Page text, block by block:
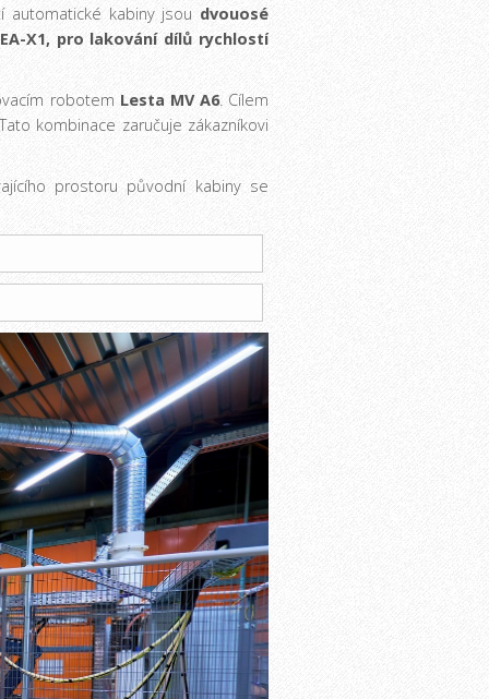
automatické kabiny jsou dvouosé
X1, pro lakování dílů rychlostí
robotem Lesta MV A6. Cílem
kombinace zaručuje zákazníkovi
prostoru původní kabiny se